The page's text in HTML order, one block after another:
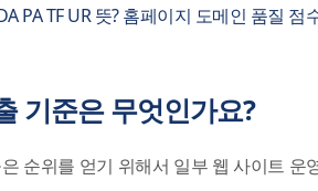
PA TF UR 뜻? 홈페이지 도메인 품질 점
기준은 무엇인가요?
순위를 얻기 위해서 일부 웹 사이트